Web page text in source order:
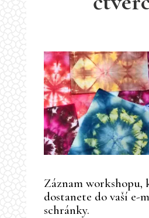
Záznam workshopu,
dostanete do vaší e-
schránky.